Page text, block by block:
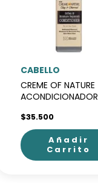
CABELLO
CREME OF NATURE
ACONDICIONADOR
$35.500
Añadir
Carrito